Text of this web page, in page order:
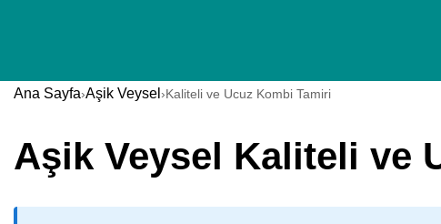
Ana Sayfa›Aşik Veysel ›Kaliteli ve Ucuz Kombi Tamiri
Aşik Veysel Kaliteli ve